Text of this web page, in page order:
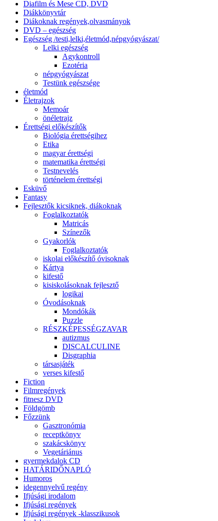
Diafilm és Mese CD, DVD
Diákkönyvtár
Diákoknak regények,olvasmányok
DVD – egészség
Egészség /testi,lelki,életmód,népgyógyászat/
Lelki egészség
Agykontroll
Ezotéria
népgyógyászat
Testünk egészsége
életmód
Életrajzok
Memoár
önéletrajz
Érettségi előkészítők
Biológia érettségihez
Etika
magyar érettségi
matematika érettségi
Testnevelés
történelem érettségi
Esküvő
Fantasy
Fejlesztők kicsiknek, diákoknak
Foglalkoztatók
Matricás
Színezők
Gyakorlók
Foglalkoztatók
iskolai előkészítő óvisoknak
Kártya
kifestő
kisiskolásoknak fejlesztő
logikai
Óvodásoknak
Mondókák
Puzzle
RÉSZKÉPESSÉGZAVAR
autizmus
DISCALCULINE
Disgraphia
társasjáték
verses kifestő
Fiction
Filmregények
fitnesz DVD
Földgömb
Főzzünk
Gasztronómia
receptkönyv
szakácskönyv
Vegetáriánus
gyermekdalok CD
HATÁRIDŐNAPLÓ
Humoros
idegennyelvű regény
Ifjúsági irodalom
Ifjúsági regények
Ifjúsági regények -klasszikusok